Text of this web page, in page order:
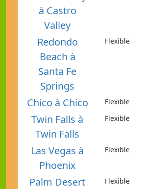
à Castro
Valley
Redondo
Beach à
Santa Fe
Springs
Flexible
Chico à Chico Flexible
Twin Falls à
Twin Falls
Flexible
Las Vegas à
Phoenix
Flexible
Palm Desert
Flexible